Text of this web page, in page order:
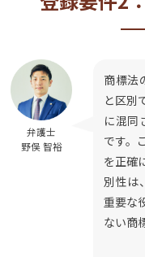
弁護士
野俣 智裕
商標法
と区別
に混同
です。
を正確
別性は
重要な
ない商